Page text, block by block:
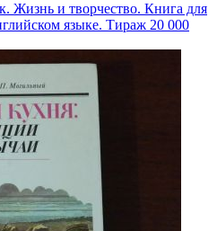
Жизнь и творчество. Книга для
языке. Тираж 20 000